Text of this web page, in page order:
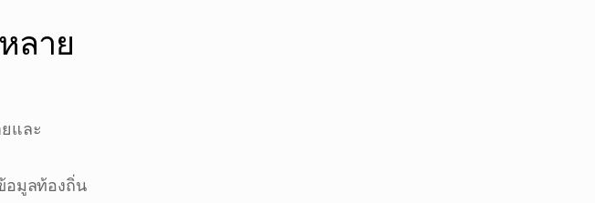
ลาย
และ
อมูลท้องถิ่น